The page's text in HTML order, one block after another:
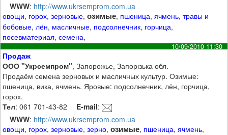
WWW: http://www.ukrsemprom.com.ua
овощи, горох,зерновые,озимые, пшеница,ячмень,травы и
бобовые, лён, масличные, подсолнечник, горчица,
посевматериал,семена,
10/09/2010 11:30
Продаж
ООО "Укрсемпром", Запорожье, Запорізька обл.
Продаём семена зерновых и масличных культур. Озимые:
пшеница, вика, ячмень. Яровые: подсолнечник, лён, горчица,
горох.
Тел: 061 701-43-82 E-mail:
WWW: http://www.ukrsemprom.com.ua
овощи, горох,зерновые,зерно,озимые, пшеница,ячмень,